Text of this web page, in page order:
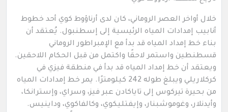
خلال أواخر العصر الروماني، كان لدى أرناؤوط كوي أحد خطوط
أنابيب إمدادات المياه الرئيسية إلى إسطنبول. يُعتقد أن
بناء خط إمداد المياه قد بدأ مع الإمبراطور الروماني
قسطنطين واستمر لاحقًا واكتمل من قبل الحكام اللاحقين.
ويعتقد أن خط إمداد المياه قد بدأ في منطقة فيزي في
كركلاريلي ويبلغ طوله 242 كيلومترًا. يمر خط إمدادات المياه
من بحيرة تيركوس إلى تاياكادن عبر فيز، وسراي، وإسترانكا،
وأيدنلار، وغوموشبنار، وإيفتليكوي، وكالفاكوي، وداينيس.